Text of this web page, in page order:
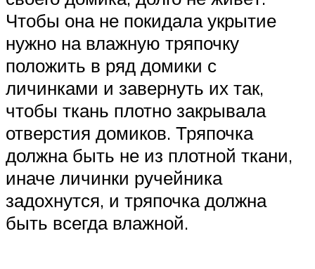
Чтобы она не покидала укрытие
нужно на влажную тряпочку
положить в ряд домики с
личинками и завернуть их так,
чтобы ткань плотно закрывала
отверстия домиков. Тряпочка
должна быть не из плотной ткани,
иначе личинки ручейника
задохнутся, и тряпочка должна
быть всегда влажной.